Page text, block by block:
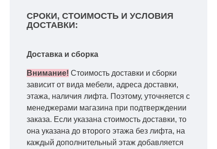
СРОКИ, СТОИМОСТЬ И УСЛОВИЯ
ДОСТАВКИ:
Доставка и сборка
Внимание! Стоимость доставки и сборки
зависит от вида мебели, адреса доставки,
этажа, наличия лифта. Поэтому, уточняется с
менеджерами магазина при подтверждении
заказа. Если указана стоимость доставки, то
она указана до второго этажа без лифта, на
каждый дополнительный этаж добавляется